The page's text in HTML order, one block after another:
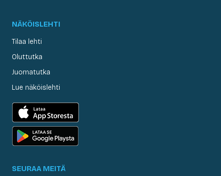
NÄKÖISLEHTI
Tilaa lehti
Oluttutka
Juomatutka
Lue näköislehti
SEURAA MEITÄ